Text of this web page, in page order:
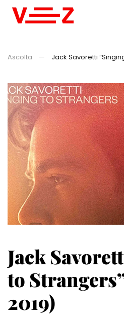
Ascolta Jack Savoretti
Jack
to
2019)